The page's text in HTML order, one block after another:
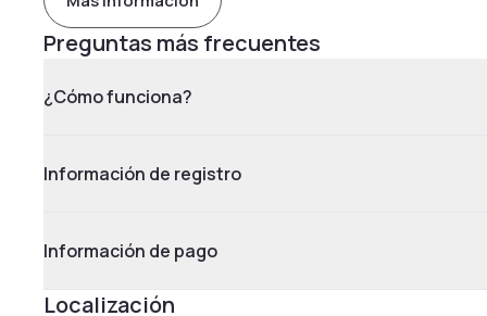
Preguntas más frecuentes
¿Cómo funciona?
Información de registro
Información de pago
Localización